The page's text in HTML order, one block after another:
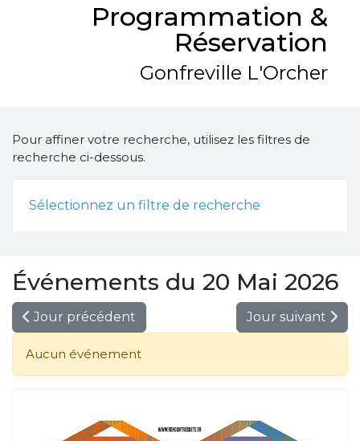
Programmation &
Réservation
Gonfreville L'Orcher
Pour affiner votre recherche, utilisez les filtres de
recherche ci-dessous.
Sélectionnez un filtre de recherche
Événements du 20 Mai 2026
Jour précédent Jour suivant
Aucun événement